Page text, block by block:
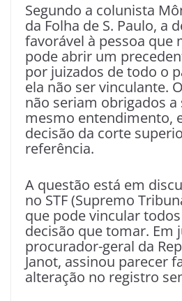
Segundo a colunista
da Folha de S. Paulo, a
favorável à pessoa que
pode abrir um
por juizados de todo o
ela não ser vinculante.
não seriam obrigados a
mesmo entendimento,
decisão da corte
referência.
A questão está em
no STF (Supremo
que pode vincular
decisão que tomar. Em
procurador-geral da
Janot, assinou parecer
alteração no registro